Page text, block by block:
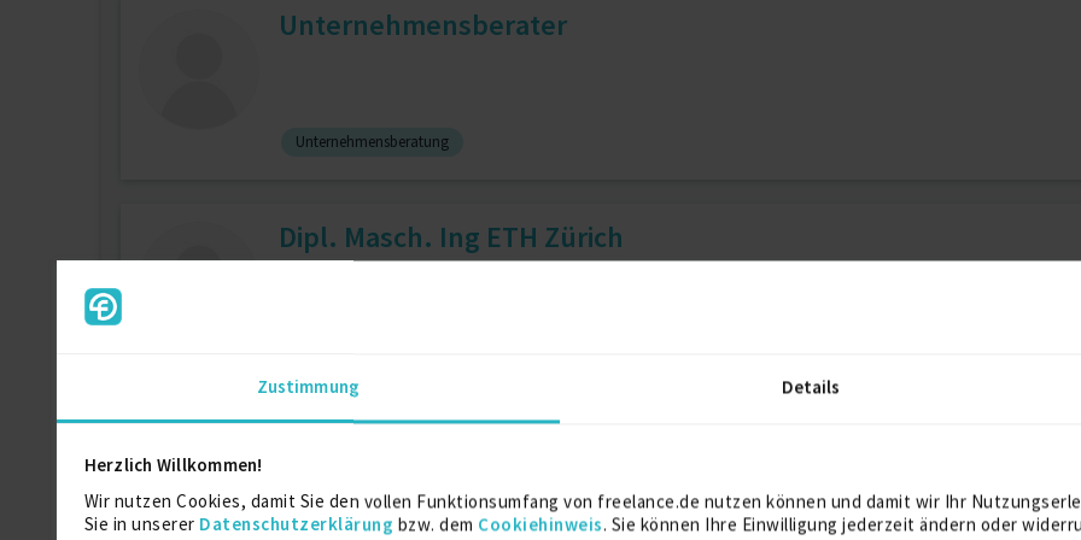
Zustimmung Details
Herzlich Willkommen!
Wir nutzen Cookies, damit Sie den vollen Funktionsumfang von freelance.de nutzen können und damit wir Ihr
Sie in unserer Datenschutzerklärung bzw. dem Cookiehinweis. Sie können Ihre Einwilligung jederzeit ändern oder
Unternehmensberater
Unternehmensberatung
Dipl. Masch. Ing ETH Zürich